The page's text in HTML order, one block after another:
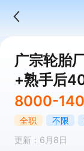
广宗轮胎
+熟手后
8000-
全职 不限
更新：6月8日